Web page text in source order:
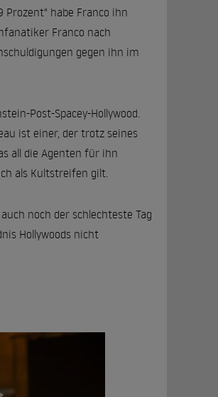
Prozent" habe Franco ihn
Franco nach
gegen ihn im
Post-Spacey-Hollywood.
ist einer, der trotz seines
all die Agenten für ihn
als Kultstreifen gilt.
noch der schlechteste Tag
Hollywoods nicht